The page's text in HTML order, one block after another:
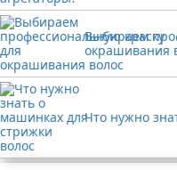
Выбираем
окрашивания
Что нужно